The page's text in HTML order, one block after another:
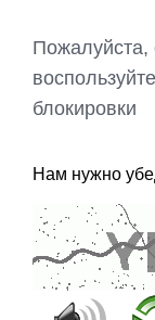
Пожалуйста,
блокировки
Нам нужно